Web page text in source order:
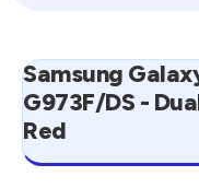
Samsung
G973F/DS -
Red